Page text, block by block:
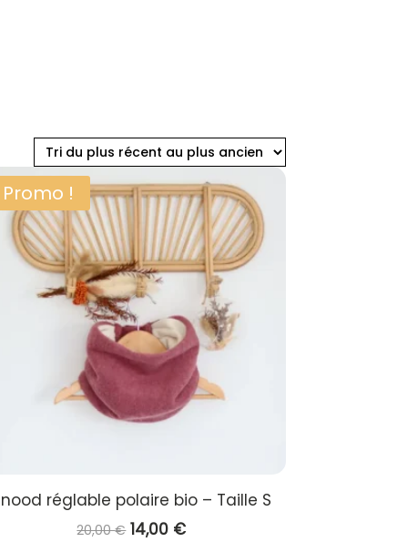
Promo !
réglable polaire bio – Taille S
20,00€ Le
14,00 €Le